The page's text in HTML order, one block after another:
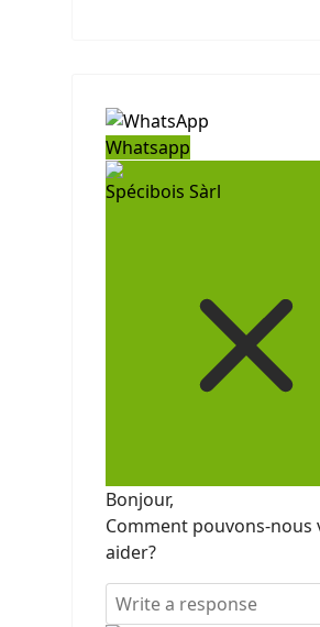
Whatsapp
Spécibois Sàrl
Bonjour,
Comment pouvons-nous
aider?